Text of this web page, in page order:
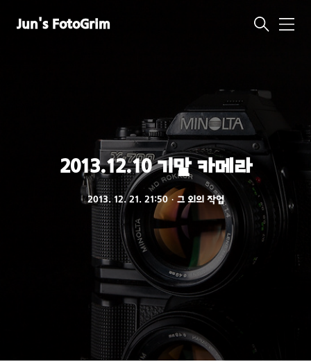
Jun's FotoGrim
메
2013.12.10 기말 카메라
2013. 12. 21. 21:50ㆍ 그 외의 작업